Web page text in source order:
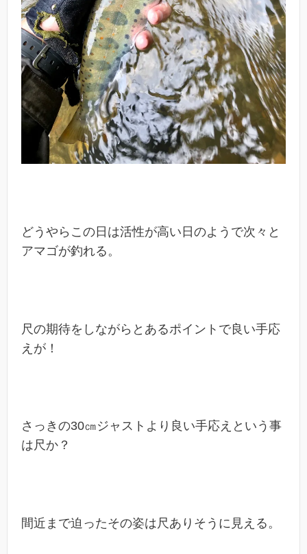
どうやらこの日は活性が高い日のようで次々と
アマゴが釣れる。
尺の期待をしながらとあるポイントで良い手応
えが！
さっきの30㎝ジャストより良い手応えという事
は尺か？
間近まで迫ったその姿は尺ありそうに見える。